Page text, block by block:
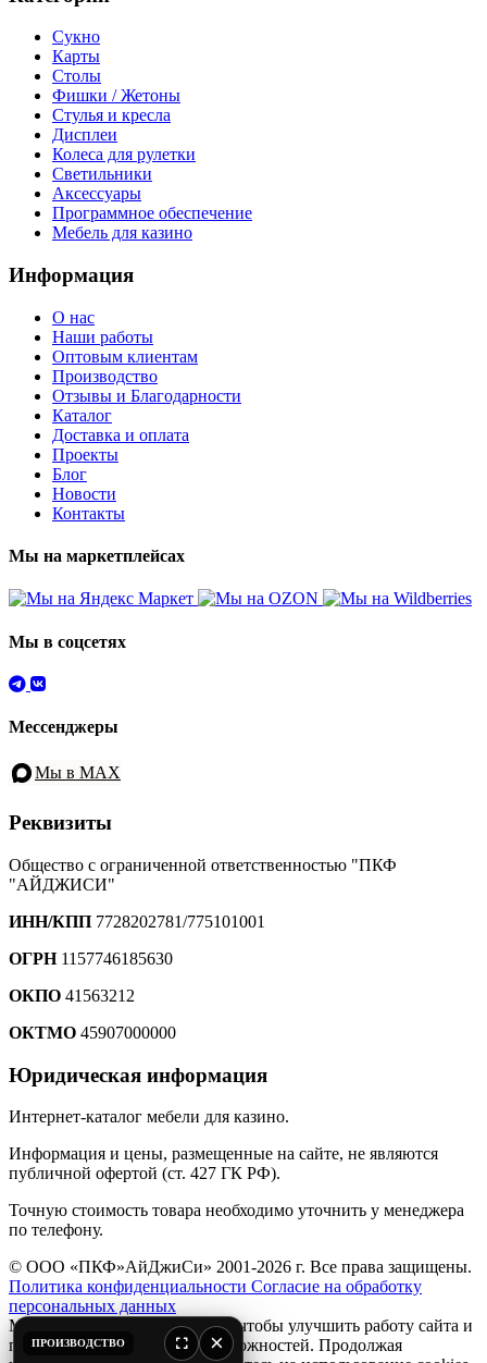
Сукно
Карты
Столы
Фишки / Жетоны
Стулья и кресла
Дисплеи
Колеса для рулетки
Светильники
Аксессуары
Программное обеспечение
Мебель для казино
Информация
О нас
Наши работы
Оптовым клиентам
Производство
Отзывы и Благодарности
Каталог
Доставка и оплата
Проекты
Блог
Новости
Контакты
Мы на маркетплейсах
Мы в соцсетях
Мессенджеры
Мы в MAX
Реквизиты
Общество с ограниченной ответственностью "ПКФ
"АЙДЖИСИ"
ИНН/КПП 7728202781/775101001
ОГРН1157746185630
ОКПО 41563212
ОКТМО 45907000000
Юридическая информация
Интернет-каталог мебели для казино.
Информация и цены, размещенные на сайте, не являются
публичной офертой (ст. 427 ГК РФ).
Точную стоимость товара необходимо уточнить у менеджера
по телефону.
© ООО «ПКФ»АйДжиСи» 2001-2026 г. Все права защищены.
Политика конфиденциальности Согласие на обработку
персональных данных
Мы используем файлыcookie , чтобы улучшить работу сайта и
предоставить вам больше возможностей. Продолжая
ПРОИЗВОДСТВО ×